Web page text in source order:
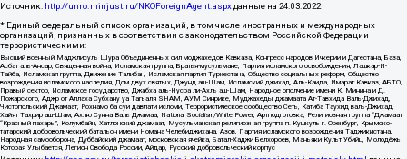
Источник: http://unro.minjust.ru/NKOForeignAgent.aspxданные на 24.03.2022
* Единый федеральный список организаций, в том числе иностранных и международных
организаций, признанных в соответствии с законодательством Российской Федерации
террористическими:
Высший военный Маджлисуль Шура Объединенных сил моджахедов Кавказа, Конгресс народов Ичкерии и Дагестана, База,
Асбат аль-Ансар, Священная война, Исламская группа, Братья-мусульмане, Партия исламского освобождения, Лашкар-И-
Тайба, Исламская группа, Движение Талибан, Исламская партия Туркестана, Общество социальных реформ, Общество
возрождения исламского наследия, Дом двух святых, Джунд аш-Шам, Исламский джихад, Аль-Каида, Имарат Кавказ, АБТО,
Правый сектор, Исламское государство, Джабха аль-Нусра ли-Ахль аш-Шам, Народное ополчение имени К. Минина и Д.
Пожарского, Аджр от Аллаха Субхану уа Тагьаля SHAM, АУМ Синрике, Муджахеды джамаата Ат-Тавхида Валь-Джихад,
Чистопольский Джамаат, Рохнамо ба суи давлати исломи, Террористическое сообщество Сеть, Катиба Таухид валь-Джихад,
Хайят Тахрир аш-Шам, Ахлю Сунна Валь Джамаа, National Socialism/White Power, Артподготовка, Религиозная группа “Джамаат
“Красный пахарь”, Колумбайн, Хатлонский джамаат, Мусульманская религиозная группа п. Кушкуль г. Оренбург, Крымско-
татарский добровольческий батальон имени Номана Челебиджихана, Азов, Партия исламского возрождения Таджикистана,
Народная самооборона, Дуббайский джамаат, московская ячейка, Батал-Хаджи Белхороев, Маньяки Культ Убийц, Молодёжь
Которая Улыбается, Легион Свобода России, Айдар, Русский добровольческий корпус